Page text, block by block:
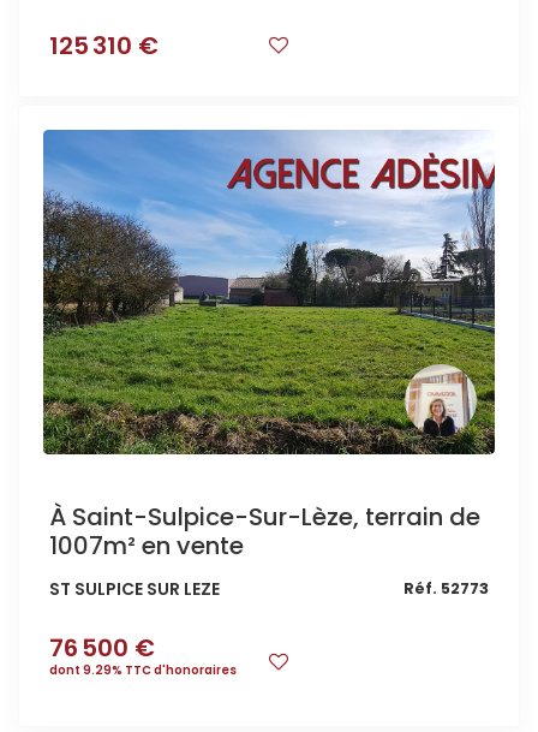
125 310 €
À Saint-Sulpice-Sur-Lèze, terrain de
1007m² en vente
ST SULPICE SUR LEZE Réf. 52773
76 500 €
dont 9.29% TTC d'honoraires